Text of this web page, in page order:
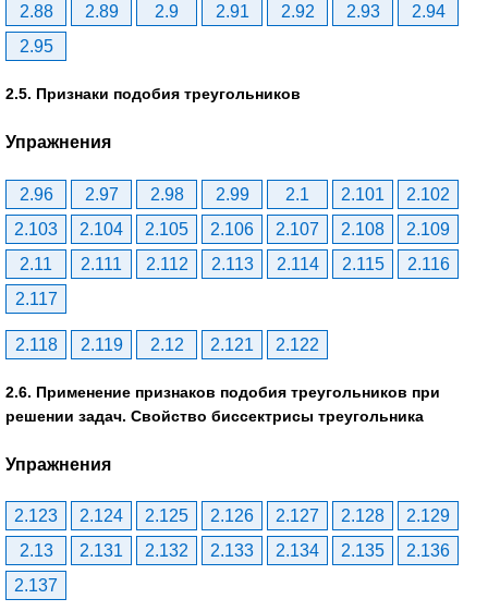
2.88 2.89 2.9 2.91 2.92 2.93
2.94
2.95
2.5. Признаки подобия треугольников
Упражнения
2.96 2.97 2.98 2.99 2.1 2.101
2.102
2.103
2.104 2.105 2.106 2.107 2.108
2.109
2.11
2.111 2.112 2.113 2.114 2.115
2.116
2.117
2.118 2.119 2.12 2.121 2.122
2.6. Применение признаков подобия треугольников при
решении задач. Свойство биссектрисы треугольника
Упражнения
2.123 2.124 2.125 2.126 2.127 2.128
2.129
2.13
2.131 2.132 2.133 2.134 2.135
2.136
2.137